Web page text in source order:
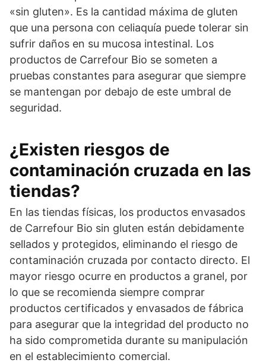
«sin gluten». Es la cantidad máxima de gluten
que una persona con celiaquía puede tolerar sin
sufrir daños en su mucosa intestinal. Los
productos de Carrefour Bio se someten a
pruebas constantes para asegurar que siempre
se mantengan por debajo de este umbral de
seguridad.
¿Existen riesgos de
contaminación cruzada en las
tiendas?
En las tiendas físicas, los productos envasados
de Carrefour Bio sin gluten están debidamente
sellados y protegidos, eliminando el riesgo de
contaminación cruzada por contacto directo. El
mayor riesgo ocurre en productos a granel, por
lo que se recomienda siempre comprar
productos certificados y envasados de fábrica
para asegurar que la integridad del producto no
ha sido comprometida durante su manipulación
en el establecimiento comercial.